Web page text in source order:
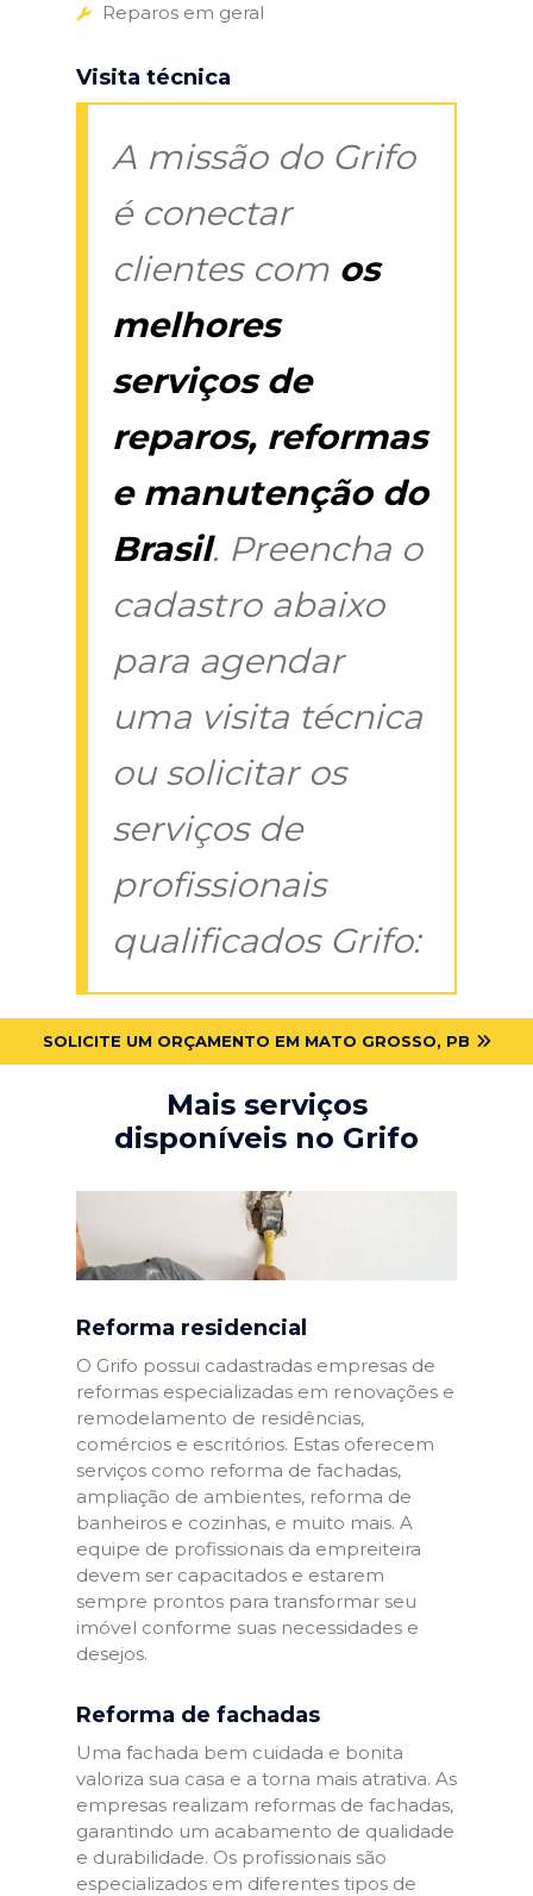
Reparos em geral
Visita técnica
A missão do Grifo
é conectar
clientes com os
melhores
serviços de
reparos, reformas
e manutenção do
Brasil. Preencha o
cadastro abaixo
para agendar
uma visita técnica
ou solicitar os
serviços de
profissionais
qualificados Grifo:
SOLICITE UM ORÇAMENTO EM MATO GROSSO, PB
Mais serviços
disponíveis no Grifo
Reforma residencial
O Grifo possui cadastradas empresas de
reformas especializadas em renovações e
remodelamento de residências,
comércios e escritórios. Estas oferecem
serviços como reforma de fachadas,
ampliação de ambientes, reforma de
banheiros e cozinhas, e muito mais. A
equipe de profissionais da empreiteira
devem ser capacitados e estarem
sempre prontos para transformar seu
imóvel conforme suas necessidades e
desejos.
Reforma de fachadas
Uma fachada bem cuidada e bonita
valoriza sua casa e a torna mais atrativa. As
empresas realizam reformas de fachadas,
garantindo um acabamento de qualidade
e durabilidade. Os profissionais são
especializados em diferentes tipos de